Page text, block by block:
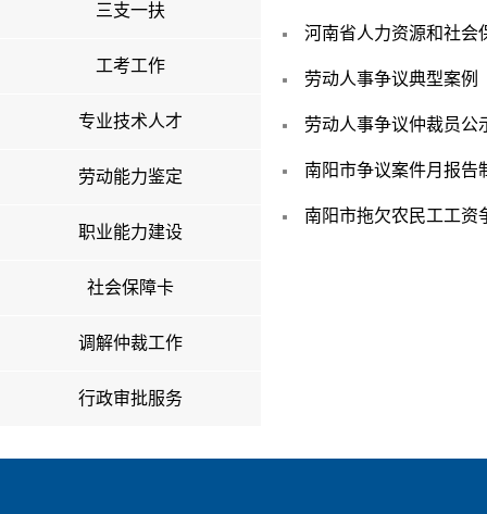
三支一扶
工考工作
专业技术人才
劳动能力鉴定
职业能力建设
社会保障卡
调解仲裁工作
行政审批服务
河南省人力资源和社会
劳动人事争议典型案例
劳动人事争议仲裁员公
南阳市争议案件月报告
南阳市拖欠农民工工资